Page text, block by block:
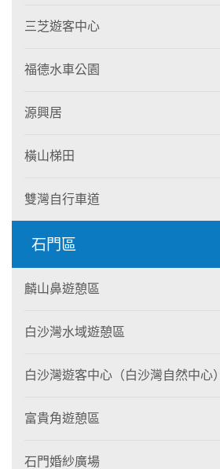
三芝遊客中心
福德水車公園
源興居
橫山梯田
雙灣自行車道
石門區
麟山鼻遊憩區
白沙灣水域遊憩區
白沙灣遊客中心（白沙灣自然中心）
富貴角遊憩區
石門婚紗廣場